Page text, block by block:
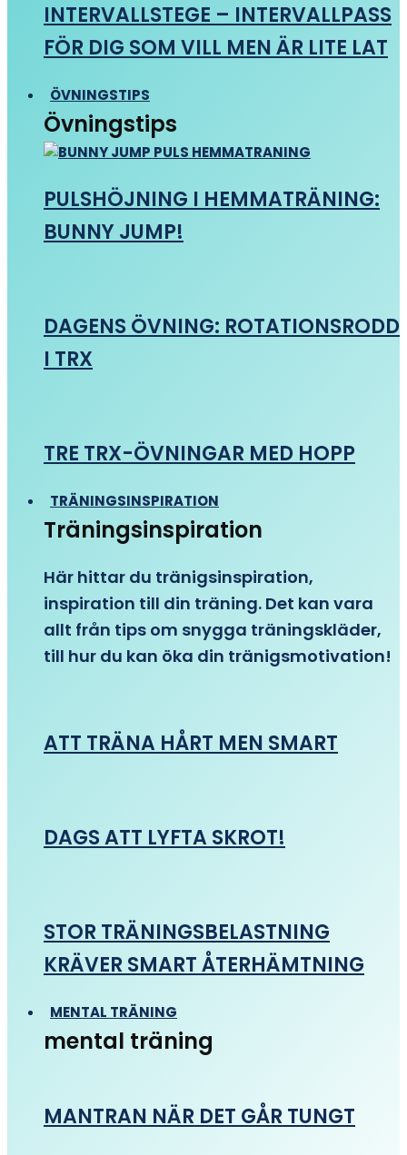
INTERVALLSTEGE – INTERVALLPASS
FÖR DIG SOM VILL MEN ÄR LITE LAT
ÖVNINGSTIPS
Övningstips
PULSHÖJNING I HEMMATRÄNING:
BUNNY JUMP!
DAGENS ÖVNING: ROTATIONSRODD
I TRX
TRE TRX-ÖVNINGAR MED HOPP
TRÄNINGSINSPIRATION
Träningsinspiration
Här hittar du tränigsinspiration,
inspiration till din träning. Det kan vara
allt från tips om snygga träningskläder,
till hur du kan öka din tränigsmotivation!
ATT TRÄNA HÅRT MEN SMART
DAGS ATT LYFTA SKROT!
STOR TRÄNINGSBELASTNING
KRÄVER SMART ÅTERHÄMTNING
MENTAL TRÄNING
mental träning
MANTRAN NÄR DET GÅR TUNGT